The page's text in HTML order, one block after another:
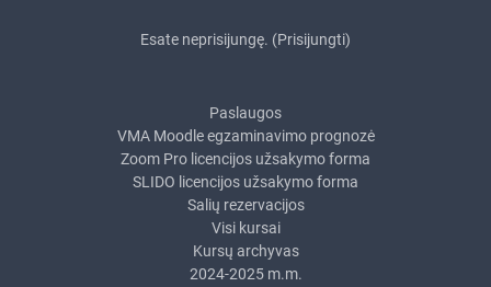
Esate neprisijungę. (Prisijungti)
Paslaugos
VMA Moodle egzaminavimo prognozė
Zoom Pro licencijos užsakymo forma
SLIDO licencijos užsakymo forma
Salių rezervacijos
Visi kursai
Kursų archyvas
2024-2025 m.m.